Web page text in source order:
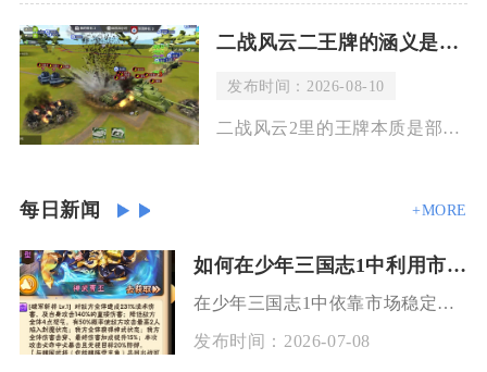
二战风云二王牌的涵义是什么
发布时间：2026-08-10
二战风云2里的王牌本质是部队达成指定战场战绩后解锁的专属番号标识，属于荣誉类标签
每日新闻 +MORE
如何在少年三国志1中利用市场获取更多金币
在少年三国志1中依靠市场稳定赚取大量金币的核心路径是长期盯紧市场刚需道具价格波动，利用副本
发布时间： 2026-07-08